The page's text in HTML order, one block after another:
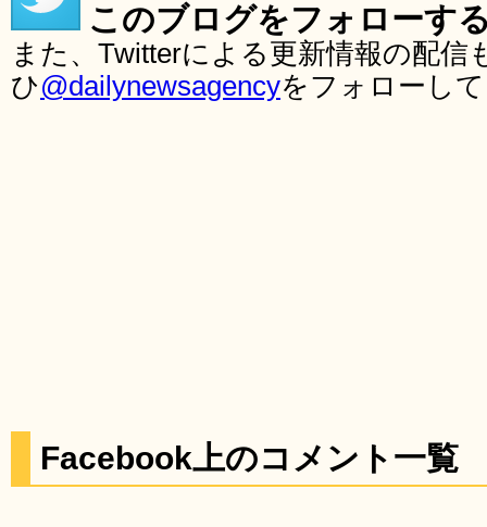
このブログをフォローす
また、Twitterによる更新情報の配
ひ@dailynewsagencyをフォローし
Facebook上のコメント一覧